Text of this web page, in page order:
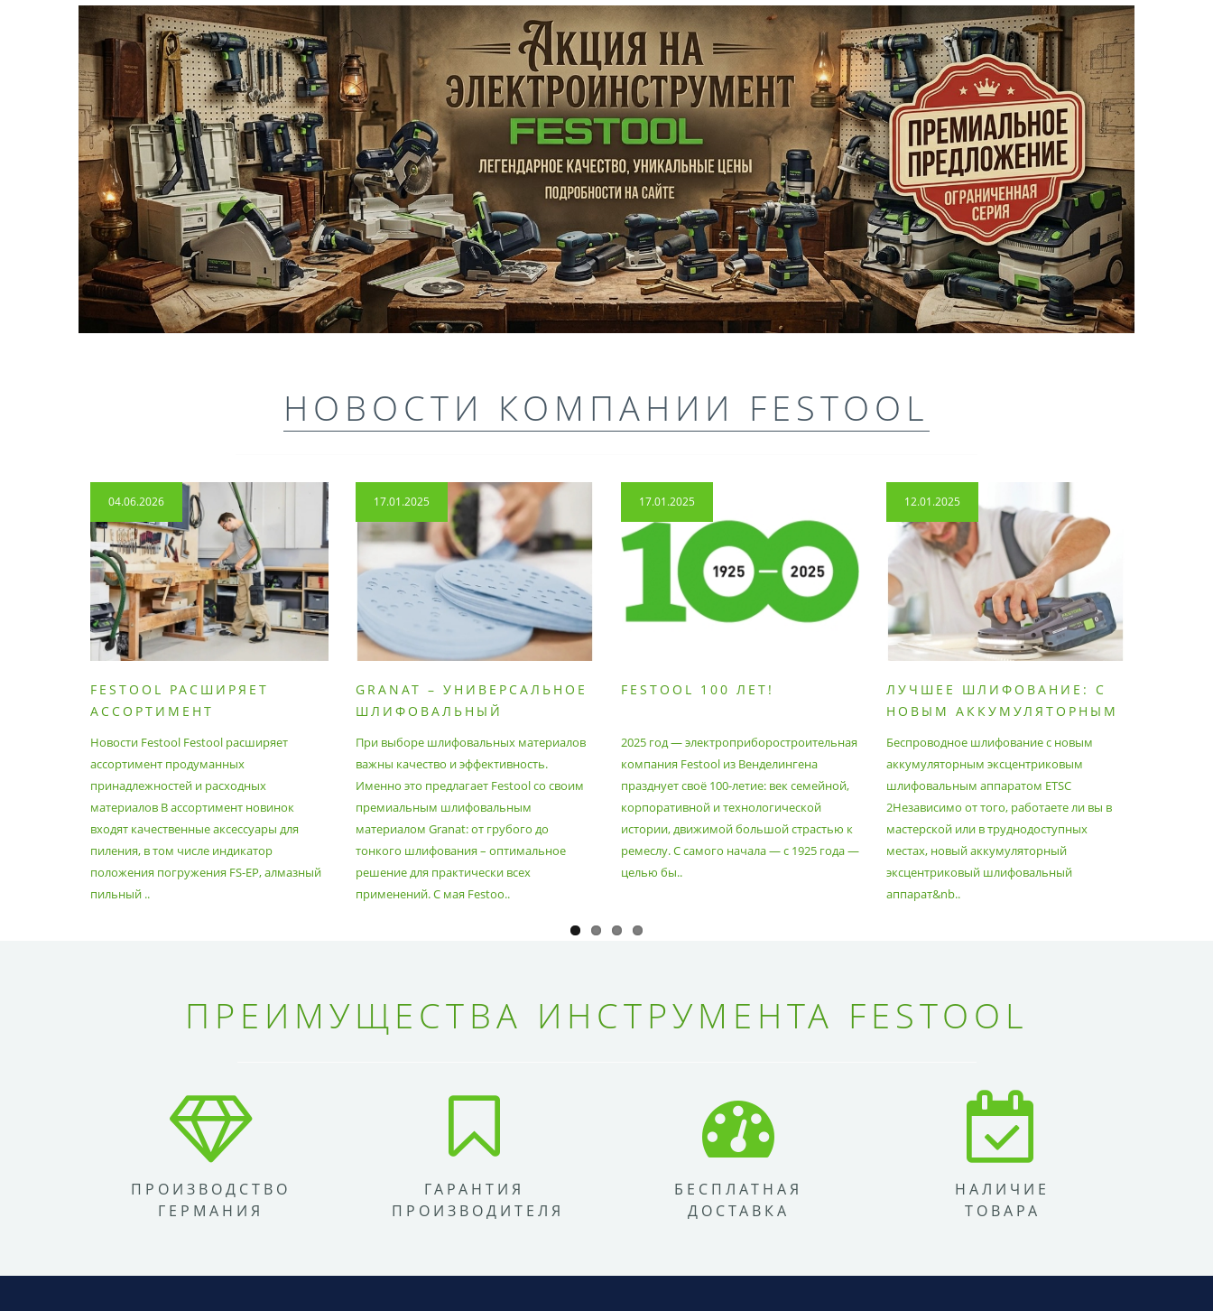
НОВОСТИ КОМПАНИИ FESTOOL
04.06.2026
FESTOOL РАСШИРЯЕТ
АССОРТИМЕНТ
ПРИНАДЛЕЖНОСТЕЙ И
РАСХОДНЫХ МАТЕРИАЛОВ
Новости Festool Festool расширяет
ассортимент продуманных
принадлежностей и расходных
материалов В ассортимент новинок
входят качественные аксессуары для
пиления, в том числе индикатор
положения погружения FS-EP, алмазный
пильный ..
17.01.2025
GRANAT – УНИВЕРСАЛЬНОЕ
ШЛИФОВАЛЬНЫЙ
При выборе шлифовальных материалов
важны качество и эффективность.
Именно это предлагает Festool со своим
премиальным шлифовальным
материалом Granat: от грубого до
тонкого шлифования – оптимальное
решение для практически всех
применений. С мая Festoo..
17.01.2025
FESTOOL 100 ЛЕТ!
2025 год — электроприборостроительная
компания Festool из Венделингена
празднует своё 100-летие: век семейной,
корпоративной и технологической
истории, движимой большой страстью к
ремеслу. С самого начала — с 1925 года —
целью бы..
12.01.2025
ЛУЧШЕЕ ШЛИФОВАНИЕ: С
НОВЫМ АККУМУЛЯТОРНЫМ
АППАРАТОМ ETSC2
Беспроводное шлифование с новым
аккумуляторным эксцентриковым
шлифовальным аппаратом ETSC
2Независимо от того, работаете ли вы в
мастерской или в труднодоступных
местах, новый аккумуляторный
эксцентриковый шлифовальный
аппарат&nb..
ПРЕИМУЩЕСТВА ИНСТРУМЕНТА FESTOOL
ПРОИЗВОДСТВО
ГЕРМАНИЯ
ГАРАНТИЯ
ПРОИЗВОДИТЕЛЯ
БЕСПЛАТНАЯ
ДОСТАВКА
НАЛИЧИЕ
ТОВАРА